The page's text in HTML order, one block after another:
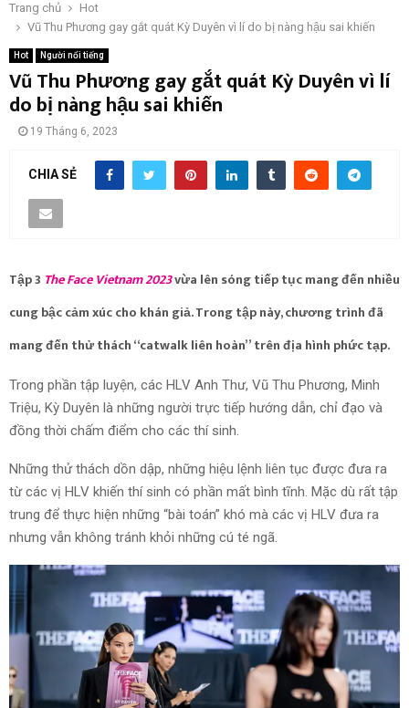
Trang chủ
Hot
Vũ Thu Phương gay gắt quát Kỳ Duyên vì lí do bị nàng hậu sai khiến
Hot Người nổi tiếng
Vũ Thu Phương gay gắt quát Kỳ Duyên vì lí
do bị nàng hậu sai khiến
19 Tháng 6, 2023
CHIA SẺ
Tập 3 The Face Vietnam 2023vừa lên sóng tiếp tục mang đến nhiều
cung bậc cảm xúc cho khán giả. Trong tập này, chương trình đã
mang đến thử thách “catwalk liên hoàn” trên địa hình phức tạp.
Trong phần tập luyện, các HLV Anh Thư, Vũ Thu Phương, Minh
Triệu, Kỳ Duyên là những người trực tiếp hướng dẫn, chỉ đạo và
đồng thời chấm điểm cho các thí sinh.
Những thử thách dồn dập, những hiệu lệnh liên tục được đưa ra
từ các vị HLV khiến thí sinh có phần mất bình tĩnh. Mặc dù rất tập
trung để thực hiện những “bài toán” khó mà các vị HLV đưa ra
nhưng vẫn không tránh khỏi những cú té ngã.